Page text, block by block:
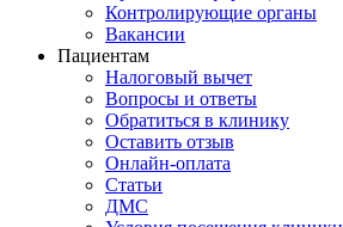
Контролирующие органы
Вакансии
Пациентам
Налоговый вычет
Вопросы и ответы
Обратиться в клинику
Оставить отзыв
Онлайн-оплата
Статьи
ДМС